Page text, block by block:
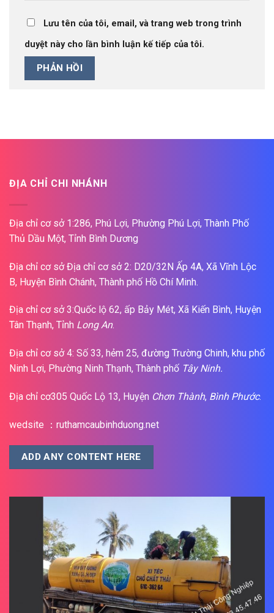
Lưu tên của tôi, email, và trang web trong trình
duyệt này cho lần bình luận kế tiếp của tôi.
ĐỊA CHỈ CHI NHÁNH
Địa chỉ cơ sở 1:286, Phú Lợi, Phường Phú Lợi, Thành Phố
Thủ Dầu Một, Tỉnh Bình Dương
Địa chỉ cơ sở Địa chỉ cơ sở 2: D20/32N Ấp 4A, Xã Vĩnh Lộc
B, Huyện Bình Chánh, Thành phố Hồ Chí Minh.
Địa chỉ cơ sở 3:Quốc lộ 62, ấp Bảy Mét, Xã Kiến Bình, Huyện
Tân Thạnh, Tỉnh Long An.
Địa chỉ cơ sở 4: Số 33, hẻm 25, đường Trường Chinh, khu phố
Ninh Lợi, Phường Ninh Thạnh, Thành phố Tây Ninh.
Địa chỉ cơ305 Quốc Lộ 13, Huyện Chơn Thành, Bình Phước.
wedsite ：ruthamcaubinhduong.net
ADD ANY CONTENT HERE